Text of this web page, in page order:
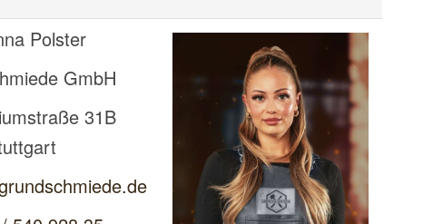
Polster
GmbH
31B